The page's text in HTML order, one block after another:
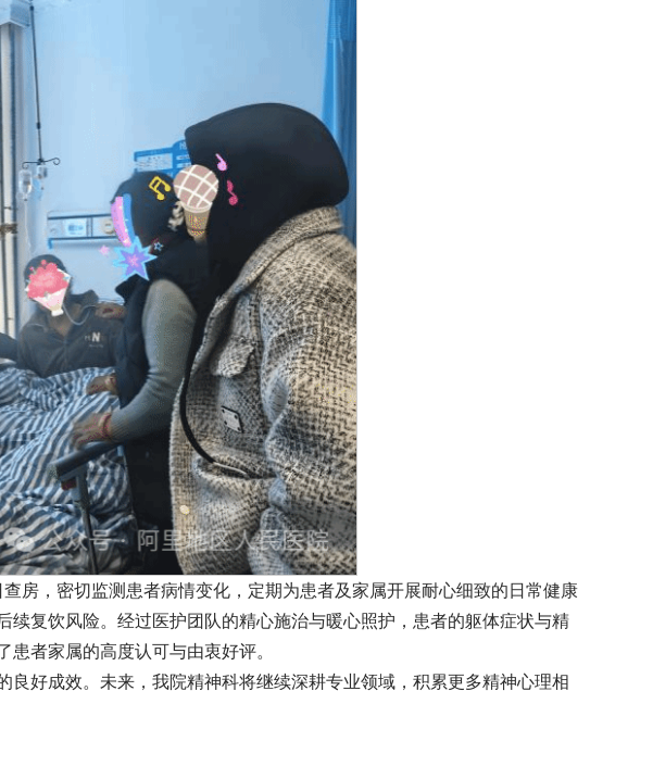
房，密切监测患者病情变化，定期为患者及家属开展耐心细致的日常健康
复饮风险。经过医护团队的精心施治与暖心照护，患者的躯体症状与精
者家属的高度认可与由衷好评。
好成效。未来，我院精神科将继续深耕专业领域，积累更多精神心理相